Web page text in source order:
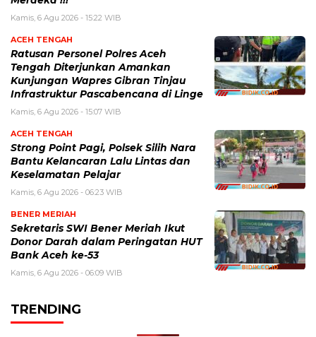
Kamis, 6 Agu 2026 - 15:22 WIB
ACEH TENGAH
Ratusan Personel Polres Aceh
Tengah Diterjunkan Amankan
Kunjungan Wapres Gibran Tinjau
Infrastruktur Pascabencana di Linge
Kamis, 6 Agu 2026 - 15:07 WIB
ACEH TENGAH
Strong Point Pagi, Polsek Silih Nara
Bantu Kelancaran Lalu Lintas dan
Keselamatan Pelajar
Kamis, 6 Agu 2026 - 06:23 WIB
BENER MERIAH
Sekretaris SWI Bener Meriah Ikut
Donor Darah dalam Peringatan HUT
Bank Aceh ke-53
Kamis, 6 Agu 2026 - 06:09 WIB
TRENDING